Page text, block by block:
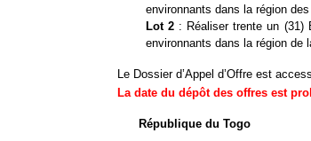
environnants dans la région
Lot 2 : Réaliser trente un (31)
environnants dans la région de
Le Dossier d’Appel d’Offre est
La date du dépôt des offres est
République du Togo